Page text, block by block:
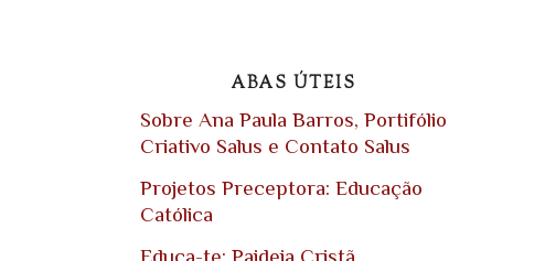
ABAS ÚTEIS
Sobre Ana Paula Barros, Portifólio
Criativo Salus e Contato Salus
Projetos Preceptora: Educação
Católica
Educa-te: Paideia Cristã